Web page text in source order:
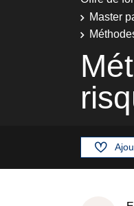
Master